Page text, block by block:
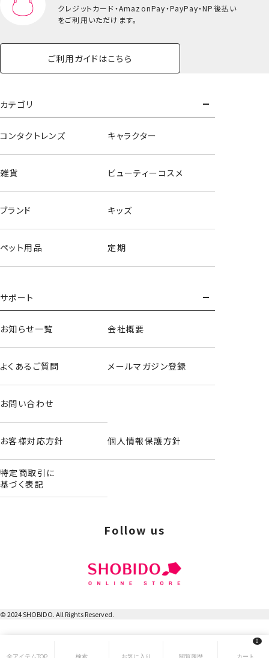
0
クレジットカード・AmazonPay・PayPay・NP後払い
をご利用いただけます。
ご利用ガイドはこちら
カテゴリ
コンタクトレンズ キャラクター
雑貨 ビューティーコスメ
ブランド キッズ
ペット用品 定期
サポート
お知らせ一覧 会社概要
よくあるご質問 メールマガジン登録
お問い合わせ
お客様対応方針 個人情報保護方針
特定商取引に
基づく表記
© 2024 SHOBIDO. All Rights Reserved.
Follow us